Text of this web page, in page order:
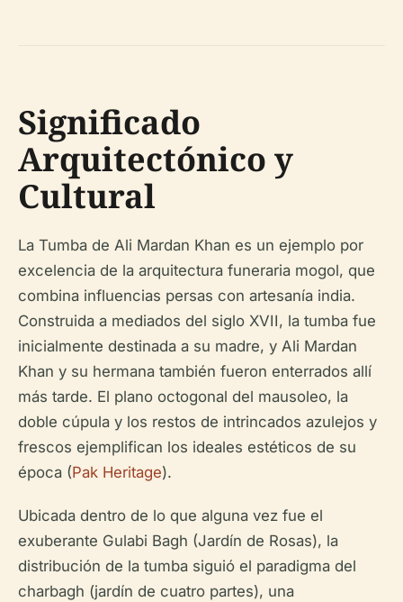
Significado
Arquitectónico y
Cultural
La Tumba de Ali Mardan Khan es un ejemplo por
excelencia de la arquitectura funeraria mogol, que
combina influencias persas con artesanía india.
Construida a mediados del siglo XVII, la tumba fue
inicialmente destinada a su madre, y Ali Mardan
Khan y su hermana también fueron enterrados allí
más tarde. El plano octogonal del mausoleo, la
doble cúpula y los restos de intrincados azulejos y
frescos ejemplifican los ideales estéticos de su
época (Pak Heritage).
Ubicada dentro de lo que alguna vez fue el
exuberante Gulabi Bagh (Jardín de Rosas), la
distribución de la tumba siguió el paradigma del
charbagh (jardín de cuatro partes), una